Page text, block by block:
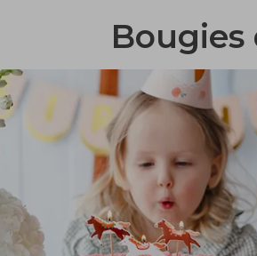
Bougies